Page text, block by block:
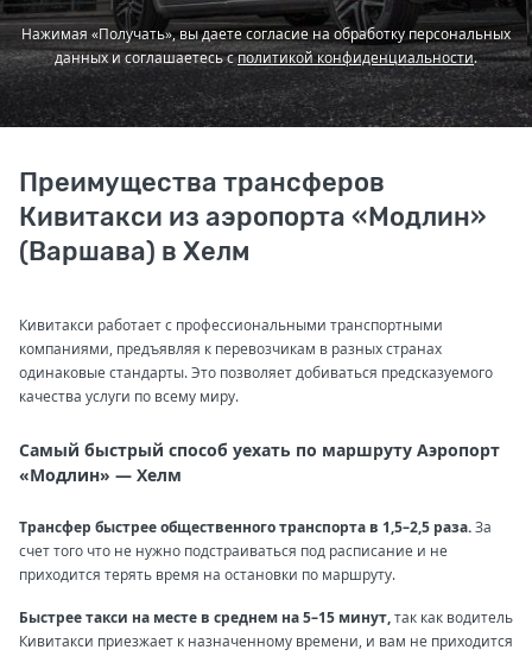
Нажимая «Получать», вы даете согласие на обработку персональных
данных и соглашаетесь сполитикой конфиденциальности.
Преимущества трансферов
Кивитакси из аэропорта «Модлин»
(Варшава) в Хелм
Кивитакси работает с профессиональными транспортными
компаниями, предъявляя к перевозчикам в разных странах
одинаковые стандарты. Это позволяет добиваться предсказуемого
качества услуги по всему миру.
Самый быстрый способ уехать по маршруту Аэропорт
«Модлин» — Хелм
Трансфер быстрее общественного транспорта в 1,5–2,5 раза.За
счет того что не нужно подстраиваться под расписание и не
приходится терять время на остановки по маршруту.
Быстрее такси на месте в среднем на 5–15 минут,так как водитель
Кивитакси приезжает к назначенному времени, и вам не приходится